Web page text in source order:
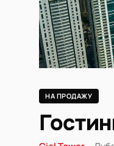
НА ПРОДАЖУ